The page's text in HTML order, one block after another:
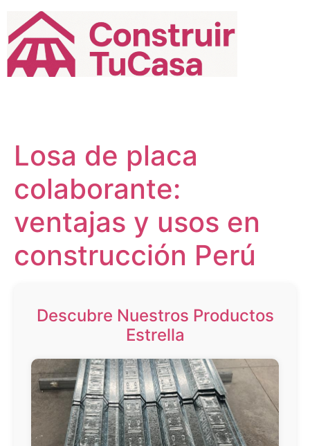
contenido
Losa de placa
colaborante:
ventajas y usos en
construcción Perú
Descubre Nuestros Productos
Estrella